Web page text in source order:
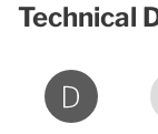
Technical